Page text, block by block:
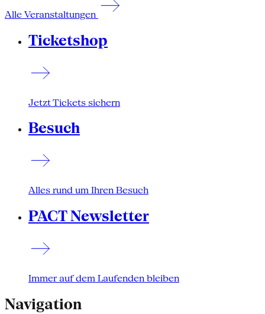
Alle Veranstaltungen
Ticketshop
Jetzt Tickets sichern
Besuch
Alles rund um Ihren Besuch
PACT Newsletter
Immer auf dem Laufenden bleiben
Navigation